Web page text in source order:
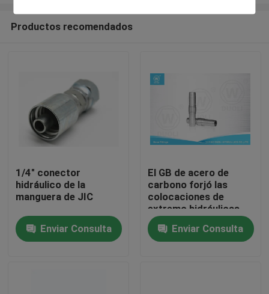
Hogar
Productos recomendados
1/4" conector
hidráulico de la
manguera de JIC
Enviar Consulta
El GB de acero de
carbono forjó las
colocaciones de
extremo hidráulicas
de la manguera de JIC
Enviar Consulta